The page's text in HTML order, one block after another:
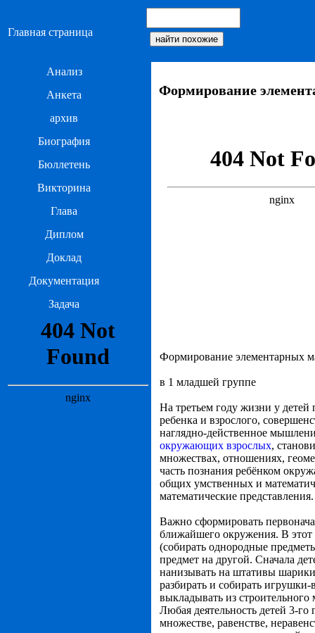
Главная страница
Анализ
Анкета
архив
Биография
Бюллетень
Викторина
Глава
Диплом
Доклад
Документация
Задача
Формирование
Формирование элементарных
в 1 младшей группе
На третьем году жизни у детей
ребенка и взрослого,
наглядно-действенное
окружающих взрослых,
множествах, отношениях,
часть познания ребёнком
общих умственных и
математические представления.
Важно сформировать
ближайшего окружения. В этот
(собирать однородные
предмет на другой. Сначала
нанизывать на штативы
разбирать и собирать
выкладывать из
Любая деятельность детей 3-
множестве, равенстве,